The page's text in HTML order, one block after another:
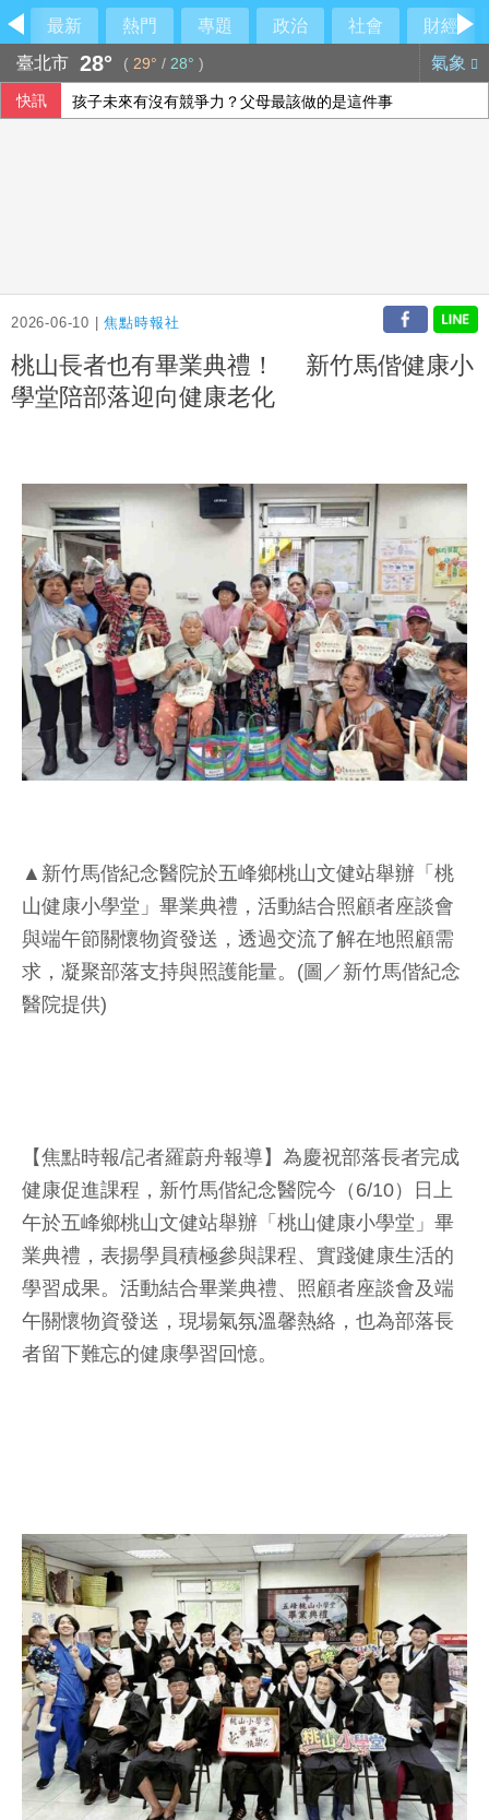
最新 熱門 專題 政治 社會
財經
臺北市 28° ( 29° / 28° ) 氣象
快訊 孩子未來有沒有競爭力？父母最該做的是這件事
2026-06-10 |焦點時報社
桃山長者也有畢業典禮！ 新竹馬偕健康小
學堂陪部落迎向健康老化
▲新竹馬偕紀念醫院於五峰鄉桃山文健站舉辦「桃
山健康小學堂」畢業典禮，活動結合照顧者座談會
與端午節關懷物資發送，透過交流了解在地照顧需
求，凝聚部落支持與照護能量。(圖／新竹馬偕紀念
醫院提供)
【焦點時報/記者羅蔚舟報導】為慶祝部落長者完成
健康促進課程，新竹馬偕紀念醫院今（6/10）日上
午於五峰鄉桃山文健站舉辦「桃山健康小學堂」畢
業典禮，表揚學員積極參與課程、實踐健康生活的
學習成果。活動結合畢業典禮、照顧者座談會及端
午關懷物資發送，現場氣氛溫馨熱絡，也為部落長
者留下難忘的健康學習回憶。